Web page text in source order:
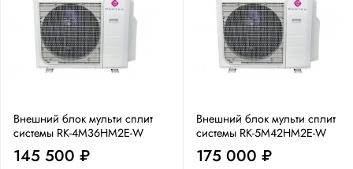
Внешний блок мульти сплит
системы RK-4M36HM2E-W
145 500 ₽
Внешний блок мульти сплит
системы RK-5M42HM2E-W
175 000 ₽